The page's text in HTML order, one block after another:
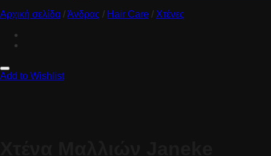
Αρχική σελίδα /Άνδρας / Hair Care / Χτένες
Add to Wishlist